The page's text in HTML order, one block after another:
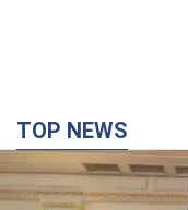
TOP NEWS